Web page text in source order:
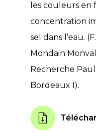
les couleurs
concentration
sel dans l’eau.
Mondain
Recherche
Bordeaux I).